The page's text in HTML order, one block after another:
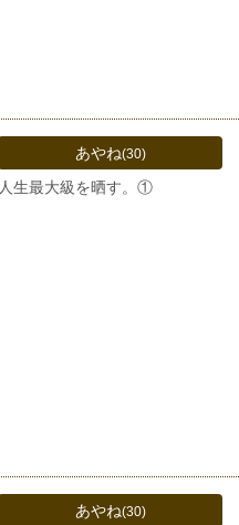
あやね(30)
人生最大級を晒す。①
あやね(30)